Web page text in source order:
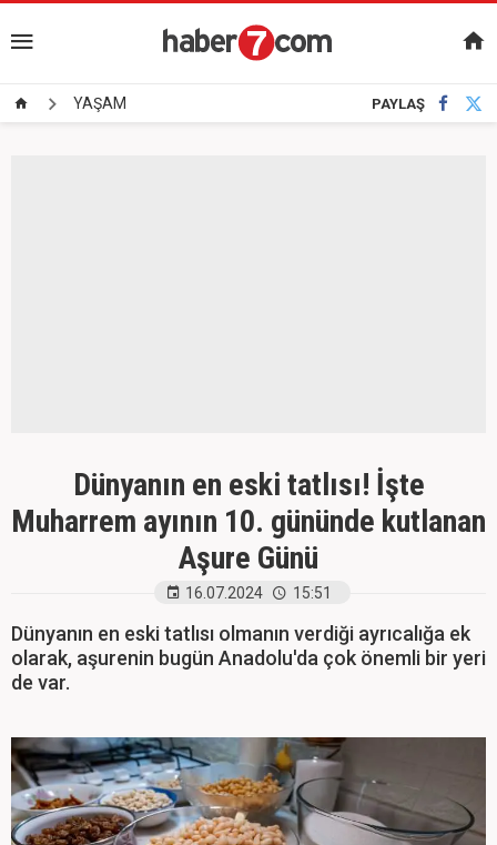
YAŞAM PAYLAŞ
Dünyanın en eski tatlısı! İşte
Muharrem ayının 10. gününde kutlanan
Aşure Günü
16.07.2024 15:51
Dünyanın en eski tatlısı olmanın verdiği ayrıcalığa ek
olarak, aşurenin bugün Anadolu'da çok önemli bir yeri
de var.